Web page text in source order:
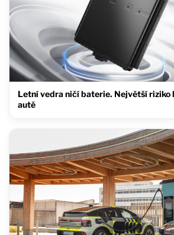
Letní vedra ničí baterie. Největší riziko
autě